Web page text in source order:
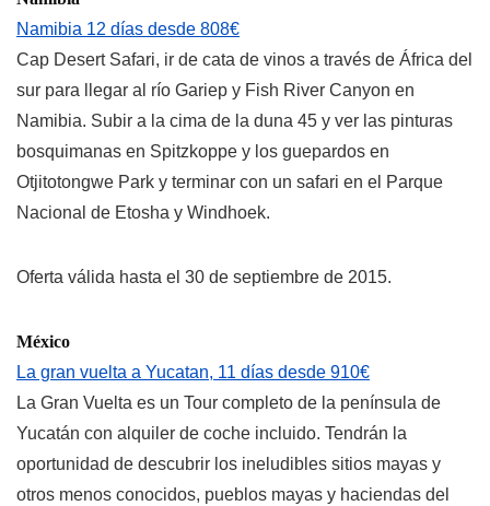
Namibia 12 días desde 808€
Cap Desert Safari, ir de cata de vinos a través de África del
sur para llegar al río Gariep y Fish River Canyon en
Namibia. Subir a la cima de la duna 45 y ver las pinturas
bosquimanas en Spitzkoppe y los guepardos en
Otjitotongwe Park y terminar con un safari en el Parque
Nacional de Etosha y Windhoek.
Oferta válida hasta el 30 de septiembre de 2015.
México
La gran vuelta a Yucatan, 11 días desde 910€
La Gran Vuelta es un Tour completo de la península de
Yucatán con alquiler de coche incluido. Tendrán la
oportunidad de descubrir los ineludibles sitios mayas y
otros menos conocidos, pueblos mayas y haciendas del